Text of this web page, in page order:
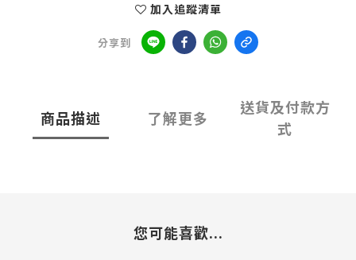
加入追蹤清單
分享到
商品描述 了解更多
送貨及付款方
式
您可能喜歡...